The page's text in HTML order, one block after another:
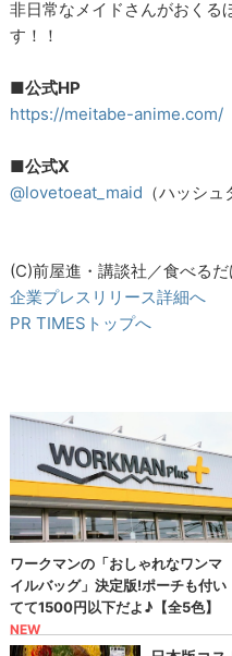
非日常なメイドさんがおくる
す！！
■公式HP
https://meitabe-anime.com/
■公式X
@lovetoeat_maid （ハッシュ
(C)前屋進・講談社／食べる
企業プレスリリース詳細へ
PR TIMESトップへ